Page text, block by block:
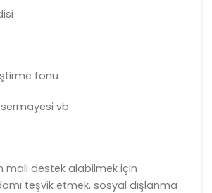
fonu
vb.
mali destek alabilmek için
teşvik etmek, sosyal dışlanma